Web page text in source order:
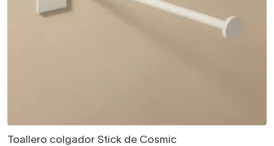
Toallero colgador Stick de Cosmic